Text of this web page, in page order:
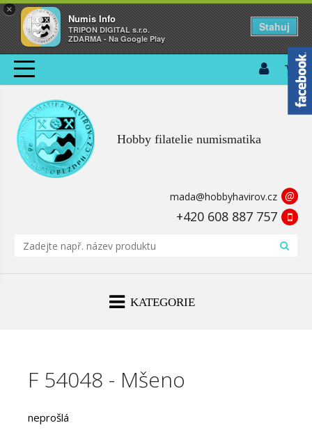
×
Numis Info
TRIPON DIGITAL s.r.o.
ZDARMA - Na Google Play
Stahuj
Hobby filatelie numismatika
mada@hobbyhavirov.cz @
+420 608 887 757
KATEGORIE
F 54048 - Mšeno
neprošlá